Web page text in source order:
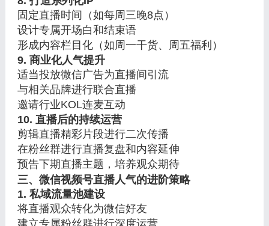
固定直播时间（如每周三晚8点）
设计专属开场白和结束语
形成内容栏目化（如周一干货、周五福利）
9. 商业化人气提升
适当投放微信广告为直播间引流
与相关品牌进行联合直播
邀请行业KOL连麦互动
10. 直播后的持续运营
剪辑直播精彩片段进行二次传播
在粉丝群进行直播复盘和内容延伸
预告下期直播主题，培养观众期待
三、微信视频号直播人气的进阶策略
1. 私域流量池建设
将直播观众转化为微信好友